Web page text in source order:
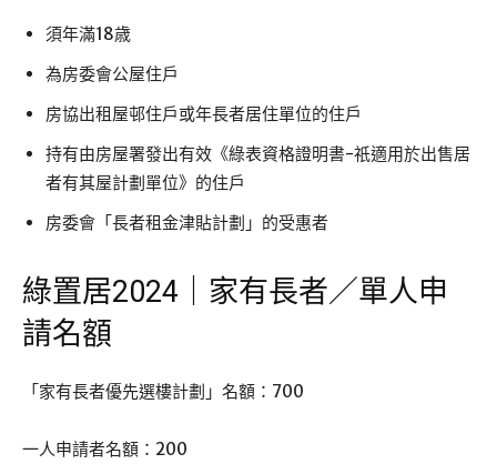
須年滿18歳
為房委會公屋住戶
房協出租屋邨住戶或年長者居住單位的住戶
持有由房屋署發出有效《綠表資格證明書-祇適用於出售居
者有其屋計劃單位》的住戶
房委會「長者租金津貼計劃」的受惠者
綠置居2024｜家有長者／單人申
請名額
「家有長者優先選樓計劃」名額：700
一人申請者名額：200